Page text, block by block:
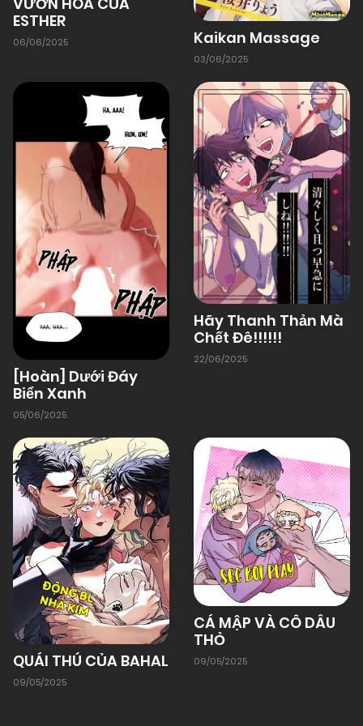
ESTHER
06/06/2025 Kaikan Massage
03/06/2025
[Hoàn] Dưới Đáy
Biển Xanh
05/06/2025
Hãy Thanh Thản Mà
Chết Đê!!!!!!
22/06/2025
QUÁI THÚ CỦA BAHAL
09/05/2025
CÁ MẬP VÀ CÔ DÂU
THỎ
09/05/2025